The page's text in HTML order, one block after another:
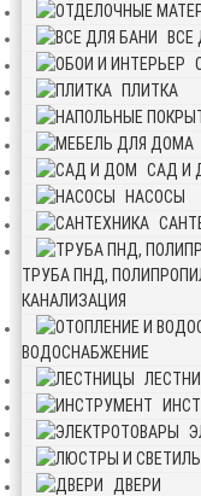
ВСЕ
ПЛИТКА
САД И
НАСОСЫ
ТРУБА ПНД,
КАНАЛИЗАЦИЯ
ВОДОСНАБЖЕНИЕ
ДВЕРИ